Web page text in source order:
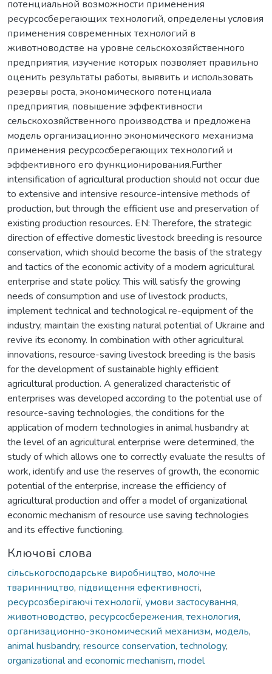
потенциальной возможности применения
ресурсосберегающих технологий, определены условия
применения современных технологий в
животноводстве на уровне сельскохозяйственного
предприятия, изучение которых позволяет правильно
оценить результаты работы, выявить и использовать
резервы роста, экономического потенциала
предприятия, повышение эффективности
сельскохозяйственного производства и предложена
модель организационно экономического механизма
применения ресурсосберегающих технологий и
эффективного его функционирования.Further
intensification of agricultural production should not occur due
to extensive and intensive resource-intensive methods of
production, but through the efficient use and preservation of
existing production resources. EN: Therefore, the strategic
direction of effective domestic livestock breeding is resource
conservation, which should become the basis of the strategy
and tactics of the economic activity of a modern agricultural
enterprise and state policy. This will satisfy the growing
needs of consumption and use of livestock products,
implement technical and technological re-equipment of the
industry, maintain the existing natural potential of Ukraine and
revive its economy. In combination with other agricultural
innovations, resource-saving livestock breeding is the basis
for the development of sustainable highly efficient
agricultural production. A generalized characteristic of
enterprises was developed according to the potential use of
resource-saving technologies, the conditions for the
application of modern technologies in animal husbandry at
the level of an agricultural enterprise were determined, the
study of which allows one to correctly evaluate the results of
work, identify and use the reserves of growth, the economic
potential of the enterprise, increase the efficiency of
agricultural production and offer a model of organizational
economic mechanism of resource use saving technologies
and its effective functioning.
Ключові слова
сільськогосподарське виробництво, молочне
тваринництво, підвищення ефективності,
ресурсозберігаючі технології, умови застосування,
животноводство, ресурсосбережения, технология,
организационно-экономический механизм, модель,
animal husbandry, resource conservation, technology,
organizational and economic mechanism, model